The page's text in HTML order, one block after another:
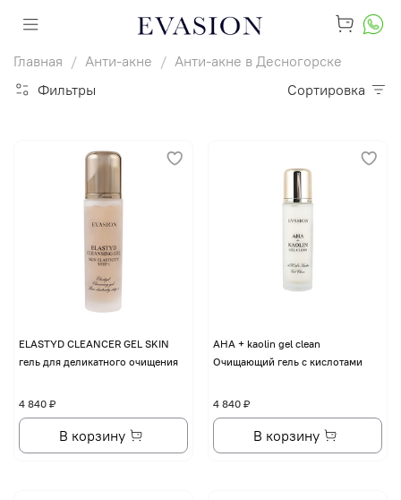
Главная Анти-акне
Анти-акне в Десногорске
Фильтры
Сортировка
ELASTYD CLEANCER GEL SKIN
гель для деликатного очищения
4 840 ₽
В корзину
AHA + kaolin gel clean
Очищающий гель с кислотами
4 840 ₽
В корзину